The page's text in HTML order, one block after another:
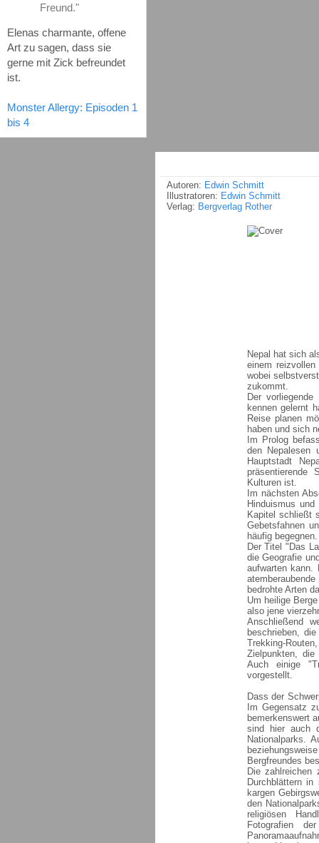
Freund."
Elenas charmante, offene
Art zu sagen, dass sie
gerne mit Zick befreundet
ist.
Monster Allergy: Episoden 1
bis 4
Autoren: Edwin Schmitt
Illustratoren: Edwin Schmitt
Verlag: Bergverlag Rother
Nepal hat sich
einem
wobei
zukommt.
Der
kennen gelernt
Reise planen
haben und sich
Im Prolog
den Nepalesen
Hauptstadt
präsentierende
Kulturen ist.
Im nächsten
Hinduismus
Kapitel schließt
Gebetsfahnen
häufig begegnen.
Der Titel "Das
die Geografie
aufwarten kann.
bedrohte Arten
Um heilige
also jene
Anschließend
beschrieben,
Trekking-
Zielpunkten, die
Auch einige
vorgestellt.
Dass der
Im Gegensatz
bemerkenswert
sind hier auch
Nationalparks.
Bergfreundes
Die zahlreichen
Durchblättern
kargen
den
religiösen
Fotografien